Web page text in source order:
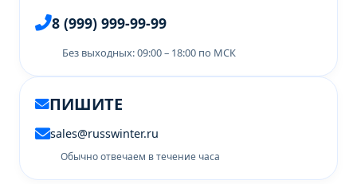
8 (999) 999-99-99
Без выходных: 09:00 – 18:00 по МСК
ПИШИТЕ
sales@russwinter.ru
Обычно отвечаем в течение часа